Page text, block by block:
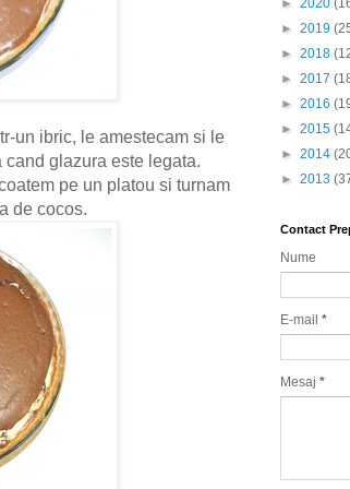
un ibric, le amestecam si le
glazura este legata.
pe un platou si turnam
de cocos.
► 2020
► 2019
► 2018
► 2017
► 2016
► 2015
► 2014
► 2013
Contact
Nume
E-mail *
Mesaj *